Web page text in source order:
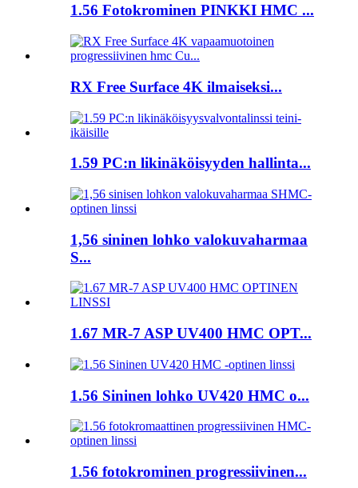
1.56 Fotokrominen PINKKI HMC ...
RX Free Surface 4K ilmaiseksi...
1.59 PC:n likinäköisyyden hallinta...
1,56 sininen lohko valokuvaharmaa
S...
1.67 MR-7 ASP UV400 HMC OPT...
1.56 Sininen lohko UV420 HMC o...
1.56 fotokrominen progressiivinen...